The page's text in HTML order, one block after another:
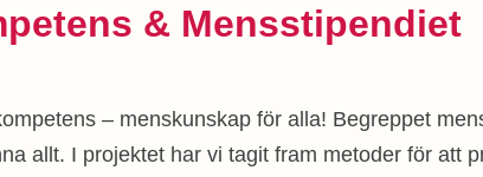
& Mensstipendiet
– menskunskap för alla! Begreppet
allt. I projektet har vi tagit fram metoder för att